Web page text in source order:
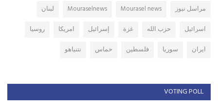
مراسل نيوز Mourasel news
Mouraselnews
لبنان
اسرائيل
حزب الله غزة إسرائيل امريكا
روسيا
ايران
سوريا فلسطين حماس نتنياهو
VOTING POLL